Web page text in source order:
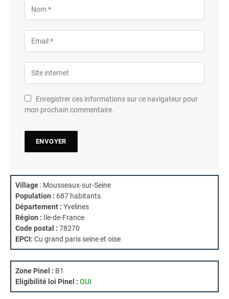
Enregistrer ces informations sur ce navigateur pour
mon prochain commentaire.
Village : Mousseaux-sur-Seine
Population : 687 habitants
Département : Yvelines
Région : Ile-de-France
Code postal : 78270
EPCI: Cu grand paris seine et oise
Zone Pinel : B1
Eligibilité loi Pinel : OUI